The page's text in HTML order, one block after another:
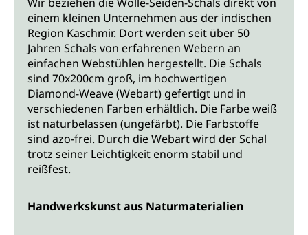
einem kleinen Unternehmen aus der indischen
Region Kaschmir. Dort werden seit über 50
Jahren Schals von erfahrenen Webern an
einfachen Webstühlen hergestellt. Die Schals
sind 70x200cm groß, im hochwertigen
Diamond-Weave (Webart) gefertigt und in
verschiedenen Farben erhältlich. Die Farbe weiß
ist naturbelassen (ungefärbt). Die Farbstoffe
sind azo-frei. Durch die Webart wird der Schal
trotz seiner Leichtigkeit enorm stabil und
reißfest.
Handwerkskunst aus Naturmaterialien